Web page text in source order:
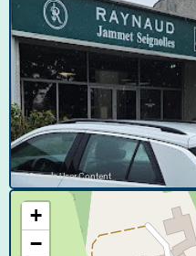
© Google User Content
+
−